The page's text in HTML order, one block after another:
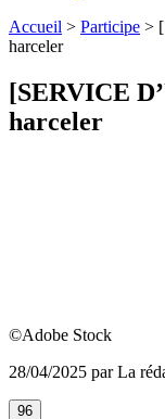
Accueil > Participe >
harceler
[SERVICE
harceler
©Adobe Stock
28/04/2025 par La
96